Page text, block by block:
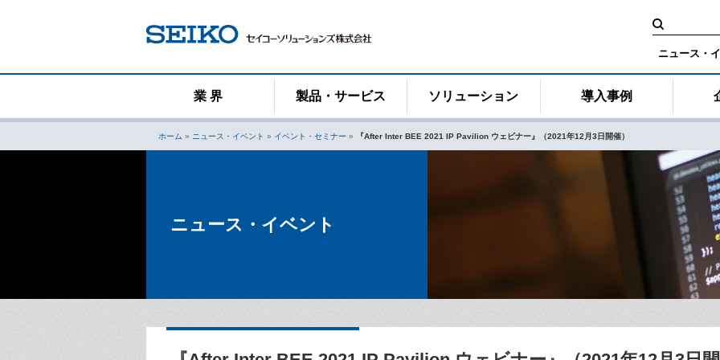
ツ
キ
検
索:
ニュース・
業 界 製品・サービス ソリューション 導入事例
ホーム » ニュース・イベント » イベント・セミナー » 『After Inter BEE 2021 IP Pavilion ウェビナー』（2021年12月3日開催）
ニュース・イベント